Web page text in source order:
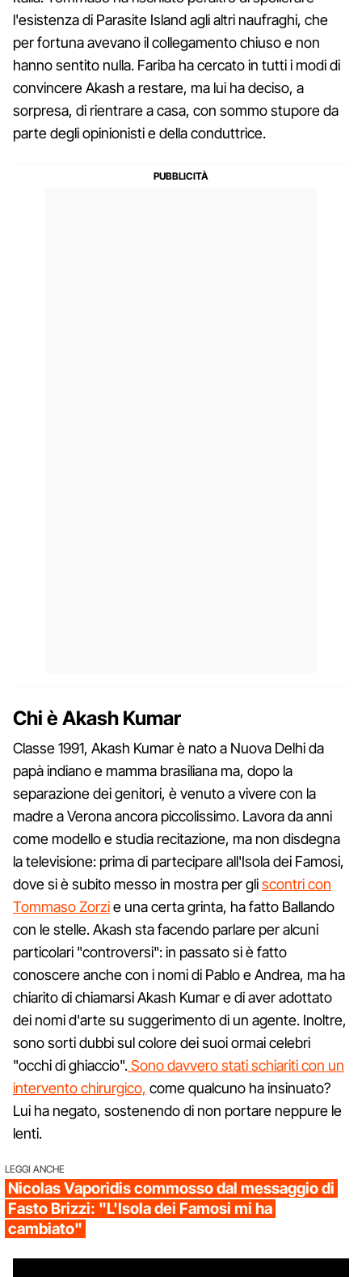
l'esistenza di Parasite Island agli altri naufraghi, che
per fortuna avevano il collegamento chiuso e non
hanno sentito nulla. Fariba ha cercato in tutti i modi di
convincere Akash a restare, ma lui ha deciso, a
sorpresa, di rientrare a casa, con sommo stupore da
parte degli opinionisti e della conduttrice.
Chi è Akash Kumar
Classe 1991, Akash Kumar è nato a Nuova Delhi da
papà indiano e mamma brasiliana ma, dopo la
separazione dei genitori, è venuto a vivere con la
madre a Verona ancora piccolissimo. Lavora da anni
come modello e studia recitazione, ma non disdegna
la televisione: prima di partecipare all'Isola dei Famosi,
dove si è subito messo in mostra per gliscontri con
Tommaso Zorzie una certa grinta, ha fatto Ballando
con le stelle. Akash sta facendo parlare per alcuni
particolari "controversi": in passato si è fatto
conoscere anche con i nomi di Pablo e Andrea, ma ha
chiarito di chiamarsi Akash Kumar e di aver adottato
dei nomi d'arte su suggerimento di un agente. Inoltre,
sono sorti dubbi sul colore dei suoi ormai celebri
"occhi di ghiaccio".Sono davvero stati schiariti con un
intervento chirurgico, come qualcuno ha insinuato?
Lui ha negato, sostenendo di non portare neppure le
lenti.
LEGGI ANCHE
Nicolas Vaporidis commosso dal messaggio di
Fasto Brizzi: "L'Isola dei Famosi mi ha
cambiato"